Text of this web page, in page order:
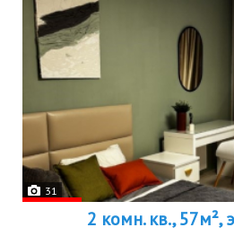
31
2 комн. кв., 57м²,